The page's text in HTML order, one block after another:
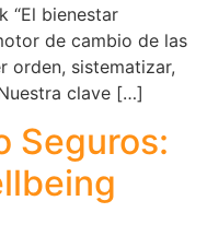
“El bienestar
de cambio de las
orden, sistematizar,
clave […]
Seguros: